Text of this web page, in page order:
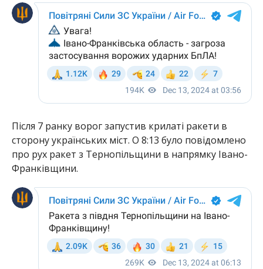
Після 7 ранку ворог запустив крилаті ракети в
сторону українських міст. О 8:13 було повідомлено
про рух ракет з Тернопільщини в напрямку Івано-
Франківщини.